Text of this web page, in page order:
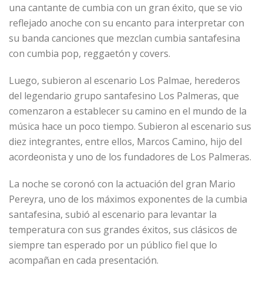
una cantante de cumbia con un gran éxito, que se vio
reflejado anoche con su encanto para interpretar con
su banda canciones que mezclan cumbia santafesina
con cumbia pop, reggaetón y covers.
Luego, subieron al escenario Los Palmae, herederos
del legendario grupo santafesino Los Palmeras, que
comenzaron a establecer su camino en el mundo de la
música hace un poco tiempo. Subieron al escenario sus
diez integrantes, entre ellos, Marcos Camino, hijo del
acordeonista y uno de los fundadores de Los Palmeras.
La noche se coronó con la actuación del gran Mario
Pereyra, uno de los máximos exponentes de la cumbia
santafesina, subió al escenario para levantar la
temperatura con sus grandes éxitos, sus clásicos de
siempre tan esperado por un público fiel que lo
acompañan en cada presentación.